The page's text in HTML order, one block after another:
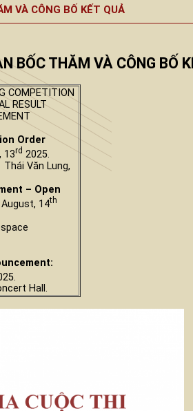
VÀ CÔNG BỐ KẾT QUẢ
THĂM VÀ CÔNG BỐ
COMPETITION
RESULT
Order
13rd 2025.
Thái Văn Lung,
– Open
14th
Hall.